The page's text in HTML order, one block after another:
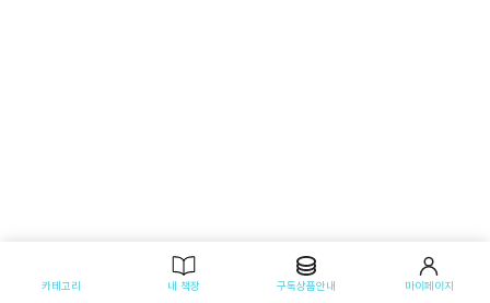
카테고리 내 책장 구독상품안내 마이페이지